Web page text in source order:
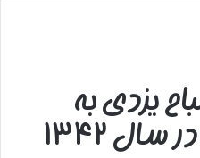
یزدی به
۱۳۴۲